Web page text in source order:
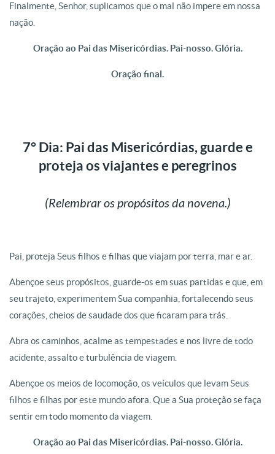
Finalmente, Senhor, suplicamos que o mal não impere em nossa
nação.
Oração ao Pai das Misericórdias. Pai-nosso. Glória.
Oração final.
7° Dia: Pai das Misericórdias, guarde e
proteja os viajantes e peregrinos
(Relembrar os propósitos da novena.)
Pai, proteja Seus filhos e filhas que viajam por terra, mar e ar.
Abençoe seus propósitos, guarde-os em suas partidas e que, em
seu trajeto, experimentem Sua companhia, fortalecendo seus
corações, cheios de saudade dos que ficaram para trás.
Abra os caminhos, acalme as tempestades e nos livre de todo
acidente, assalto e turbulência de viagem.
Abençoe os meios de locomoção, os veículos que levam Seus
filhos e filhas por este mundo afora. Que a Sua proteção se faça
sentir em todo momento da viagem.
Oração ao Pai das Misericórdias. Pai-nosso. Glória.